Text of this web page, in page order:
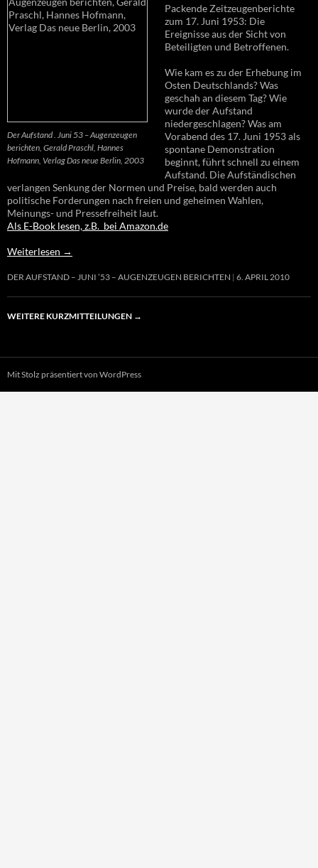
Der Aufstand . Juni 53 – Augenzeugen
berichten, Gerald Praschl, Hannes
Hofmann, Verlag Das neue Berlin, 2003
Packende Zeitzeugenberichte
zum 17. Juni 1953: Die
Ereignisse aus der Sicht von
Beteiligten und Betroffenen.
Wie kam es zu der Erhebung im
Osten Deutschlands? Was
geschah an diesem Tag? Wie
wurde der Aufstand
niedergeschlagen? Was am
Vorabend des 17. Juni 1953 als
spontane Demonstration
beginnt, führt schnell zu einem
Aufstand. Die Aufständischen
verlangen Senkung der Normen und Preise, bald werden auch
politische Forderungen nach freien und geheimen Wahlen,
Meinungs- und Pressefreiheit laut.
Als E-Book lesen, z.B. bei Amazon.de
Weiterlesen →
DER AUFSTAND – JUNI ’53 – AUGENZEUGEN BERICHTEN 6. APRIL 2010
WEITERE KURZMITTEILUNGEN →
Mit Stolz präsentiert von WordPress